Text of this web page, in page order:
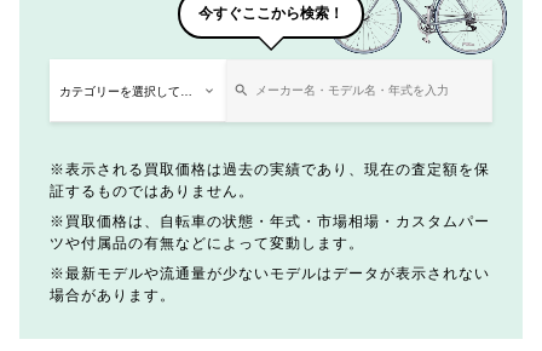
今すぐここから検索！
表示される買取価格は過去の実績であり、現在の査定額を保
証するものではありません。
買取価格は、自転車の状態・年式・市場相場・カスタムパー
ツや付属品の有無などによって変動します。
最新モデルや流通量が少ないモデルはデータが表示されない
場合があります。